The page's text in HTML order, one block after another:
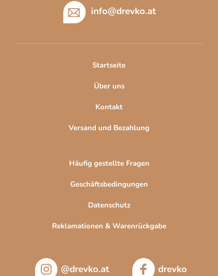
info@drevko.at
Startseite
Über uns
Kontakt
Versand und Bezahlung
Häufig gestellte Fragen
Geschäftsbedingungen
Datenschutz
Reklamationen & Warenrückgabe
@drevko.at drevko